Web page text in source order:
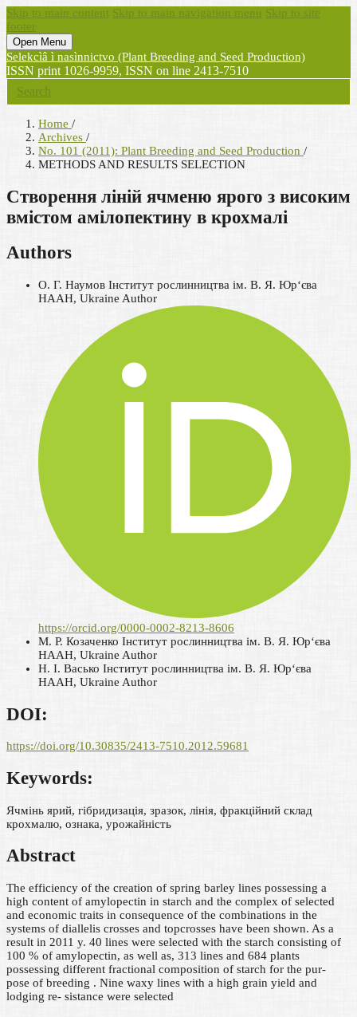
Skip to main content Skip to main navigation menu Skip to site
footer
Open Menu
Selekcìâ ì nasìnnictvo (Plant Breeding and Seed Production)
ISSN print 1026-9959, ISSN on line 2413-7510
Search
Home /
Archives /
No. 101 (2011): Plant Breeding and Seed Production /
METHODS AND RESULTS SELECTION
Створення ліній ячменю ярого з високим
вмістом амілопектину в крохмалі
Authors
О. Г. Наумов Інститут рослинництва ім. В. Я. Юр‘єва
НААН, Ukraine Author
https://orcid.org/0000-0002-8213-8606
М. Р. Козаченко Інститут рослинництва ім. В. Я. Юр‘єва
НААН, Ukraine Author
Н. І. Васько Інститут рослинництва ім. В. Я. Юр‘єва
НААН, Ukraine Author
DOI:
https://doi.org/10.30835/2413-7510.2012.59681
Keywords:
Ячмінь ярий, гібридизація, зразок, лінія, фракційний склад
крохмалю, ознака, урожайність
Abstract
The efficiency of the creation of spring barley lines possessing a
high content of amylopectin in starch and the complex of selected
and economic traits in consequence of the combinations in the
systems of diallelis crosses and topcrosses have been shown. As a
result in 2011 y. 40 lines were selected with the starch consisting of
100 % of amylopectin, as well as, 313 lines and 684 plants
possessing different fractional composition of starch for the pur-
pose of breeding . Nine waxy lines with a high grain yield and
lodging re- sistance were selected